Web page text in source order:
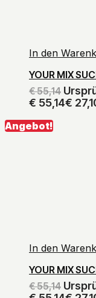
In den
YOUR MIX
€55,14
€ 55,14€
Angebot!
In den
YOUR MIX
€55,14